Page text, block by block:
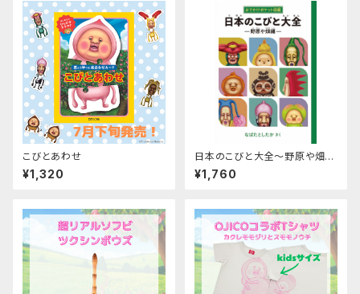
こびとあわせ
¥1,320
日本のこびと大全〜野原や畑
編〜
¥1,760